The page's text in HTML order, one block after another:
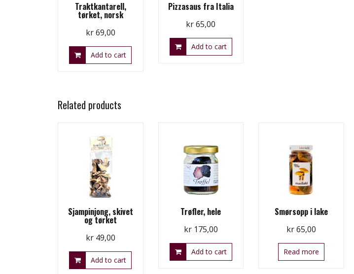
Traktkantarell,
tørket, norsk
kr69,00
Add to cart
Pizzasaus fra Italia
kr65,00
Add to cart
Related products
Sjampinjong, skivet
og tørket
kr49,00
Add to cart
Trøfler, hele
kr175,00
Add to cart
Smørsopp i lake
kr65,00
Read more